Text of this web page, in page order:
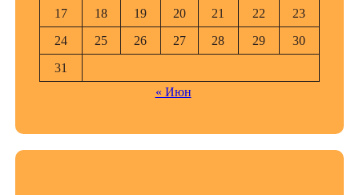
17
18 19 20 21 22
23
24
25 26 27 28 29
30
31
« Июн